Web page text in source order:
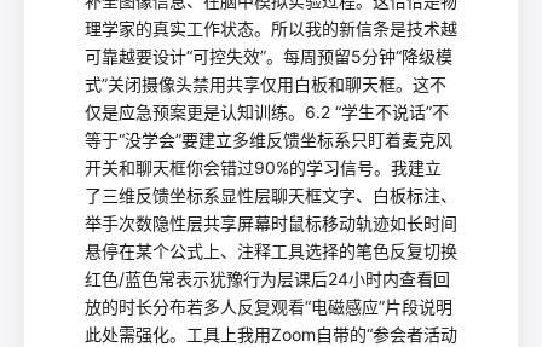
理学家的真实工作状态。所以我的新信条是技术越
可靠越要设计“可控失效”。每周预留5分钟“降级模
式”关闭摄像头禁用共享仅用白板和聊天框。这不
仅是应急预案更是认知训练。6.2 “学生不说话”不
等于“没学会”要建立多维反馈坐标系只盯着麦克风
开关和聊天框你会错过90%的学习信号。我建立
了三维反馈坐标系显性层聊天框文字、白板标注、
举手次数隐性层共享屏幕时鼠标移动轨迹如长时间
悬停在某个公式上、注释工具选择的笔色反复切换
红色/蓝色常表示犹豫行为层课后24小时内查看回
放的时长分布若多人反复观看“电磁感应”片段说明
此处需强化。工具上我用Zoom自带的“参会者活动